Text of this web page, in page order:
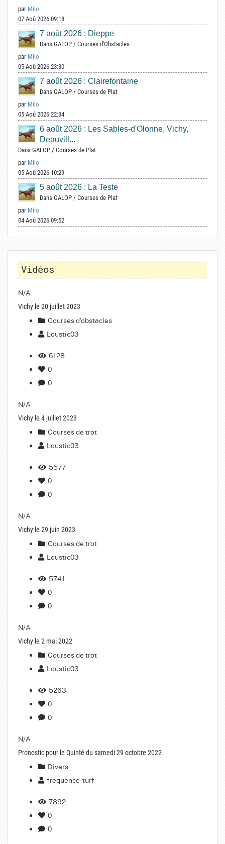
par Milo
07 Aoû 2026 09:18
7 août 2026 : Dieppe
Dans GALOP / Courses d'Obstacles
par Milo
05 Aoû 2026 23:30
7 août 2026 : Clairefontaine
Dans GALOP / Courses de Plat
par Milo
05 Aoû 2026 22:34
6 août 2026 : Les Sables-d'Olonne, Vichy,
Deauvill...
Dans GALOP / Courses de Plat
par Milo
05 Aoû 2026 10:29
5 août 2026 : La Teste
Dans GALOP / Courses de Plat
par Milo
04 Aoû 2026 09:52
Vidéos
N/A
Vichy le 20 juillet 2023
Courses d'obstacles
Loustic03
6128
0
0
N/A
Vichy le 4 juillet 2023
Courses de trot
Loustic03
5577
0
0
N/A
Vichy le 29 juin 2023
Courses de trot
Loustic03
5741
0
0
N/A
Vichy le 2 mai 2022
Courses de trot
Loustic03
5263
0
0
N/A
Pronostic pour le Quinté du samedi 29 octobre 2022
Divers
frequence-turf
7892
0
0